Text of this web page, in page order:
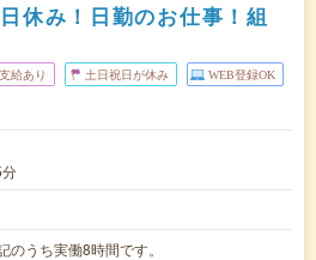
休み！日勤のお仕事！組
給あり 土日祝日が休み WEB登録OK
うち実働8時間です。